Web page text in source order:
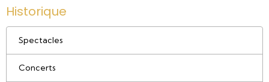
Historique
Spectacles
Concerts